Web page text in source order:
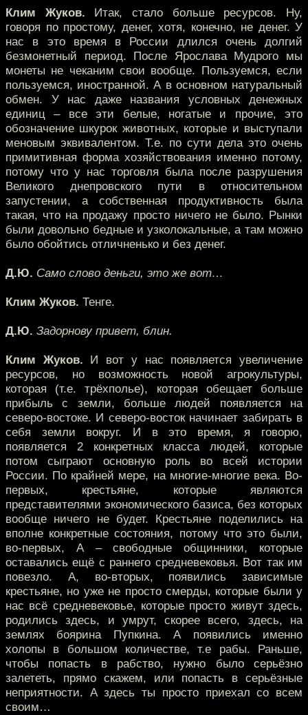
Клим Жуков. Итак, стало больше ресурсов. Ну,
говоря по простому, денег, хотя, конечно, не денег. У
нас в это время в России длился очень долгий
безмонетный период. После Ярослава Мудрого мы
монеты не чеканим свои вообще. Пользуемся, если
пользуемся, иностранной. А в основном натуральный
обмен. У нас даже названия условных денежных
единиц – все эти белые, ногатые и прочие, это
обозначение шкурок животных, которые и выступали
меновым эквивалентом. Т.е. по сути дела это очень
примитивная форма хозяйствования именно потому,
потому что у нас торговля была после разрушения
Великого днепровского пути в относительном
запустении, а собственная продуктивность была
такая, что на продажу просто ничего не было. Рынки
были довольно бедные и узколокальные, а там можно
было обойтись отличненько и без денег.
Д.Ю. Само слово деньги, это же вот…
Клим Жуков. Тенге.
Д.Ю. Задорнову привет, блин.
Клим Жуков. И вот у нас появляется увеличение
ресурсов, но возможность новой агрокультуры,
которая (т.е. трёхполье), которая обещает больше
прибыль с земли, больше людей появляется на
северо-востоке. И северо-восток начинает забирать в
себя земли вокруг. И в это время, я говорю,
появляется 2 конкретных класса людей, которые
потом сыграют основную роль во всей истории
России. По крайней мере, на многие-многие века. Во-
первых, крестьяне, которые являются
представителями экономического базиса, без которых
вообще ничего не будет. Крестьяне поделились на
вполне конкретные состояния, потому что это были,
во-первых, А – свободные общинники, которые
оставались ещё с раннего средневековья. Вот так им
повезло. А, во-вторых, появились зависимые
крестьяне, но уже не просто смерды, которые были у
нас всё средневековье, которые просто живут здесь,
родились здесь, и умрут, скорее всего, здесь, на
землях боярина Пупкина. А появились именно
холопы в большом количестве, т.е рабы. Раньше,
чтобы попасть в рабство, нужно было серьёзно
залететь, прямо скажем, или попасть в серьёзные
неприятности. А здесь ты просто приехал со всем
своим…